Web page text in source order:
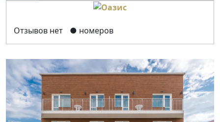
Отзывов нет ● номеров